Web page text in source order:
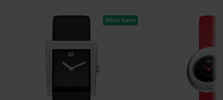
Must have